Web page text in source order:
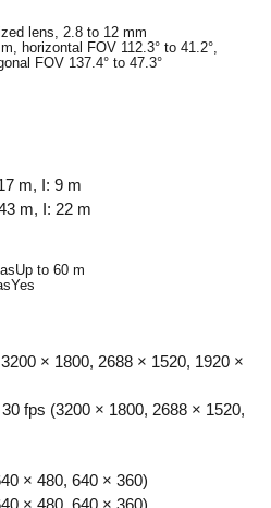
lens, 2.8 to 12 mm
horizontal FOV 112.3° to 41.2°,
FOV 137.4° to 47.3°
m, I: 9 m
m, I: 22 m
Up to 60 m
Yes
× 1800, 2688 × 1520, 1920 ×
fps (3200 × 1800, 2688 × 1520,
× 480, 640 × 360)